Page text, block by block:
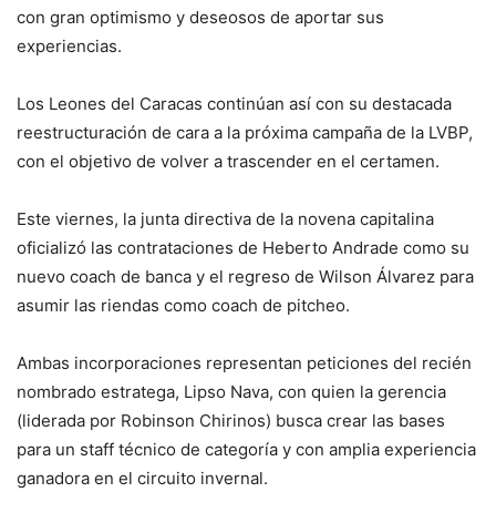
con gran optimismo y deseosos de aportar sus
experiencias.
Los Leones del Caracas continúan así con su destacada
reestructuración de cara a la próxima campaña de la LVBP,
con el objetivo de volver a trascender en el certamen.
Este viernes, la junta directiva de la novena capitalina
oficializó las contrataciones de Heberto Andrade como su
nuevo coach de banca y el regreso de Wilson Álvarez para
asumir las riendas como coach de pitcheo.
Ambas incorporaciones representan peticiones del recién
nombrado estratega, Lipso Nava, con quien la gerencia
(liderada por Robinson Chirinos) busca crear las bases
para un staff técnico de categoría y con amplia experiencia
ganadora en el circuito invernal.